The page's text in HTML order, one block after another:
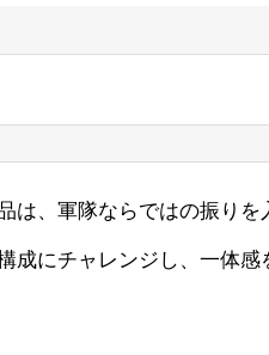
は、軍隊ならではの振りを
成にチャレンジし、一体感